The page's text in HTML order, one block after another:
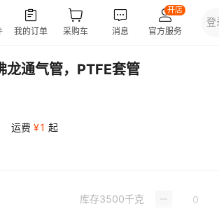
龙通气管，PTFE套管
运费 ¥1 起
库存3500千克